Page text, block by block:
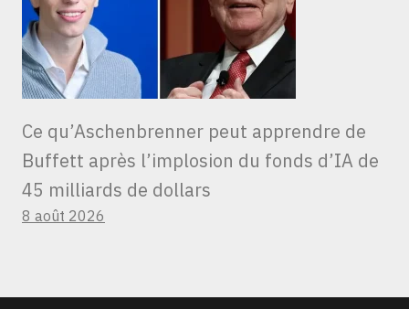
Ce qu’Aschenbrenner peut apprendre de
Buffett après l’implosion du fonds d’IA de
45 milliards de dollars
8 août 2026